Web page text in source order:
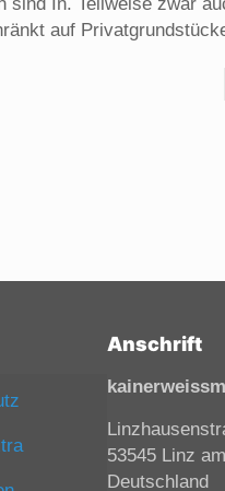
auf
Anschrift
53545 Linz
Deutschland